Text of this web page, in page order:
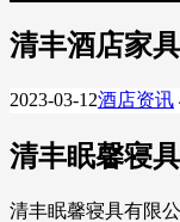
清丰酒店家
2023-03-12酒店资讯
清丰眠馨寝
清丰眠馨寝具有限